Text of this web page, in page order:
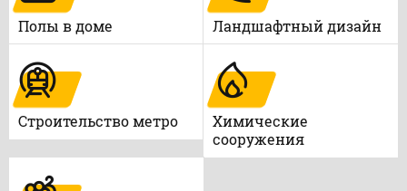
Полы в доме Ландшафтный дизайн
Строительство метро
Химические
сооружения